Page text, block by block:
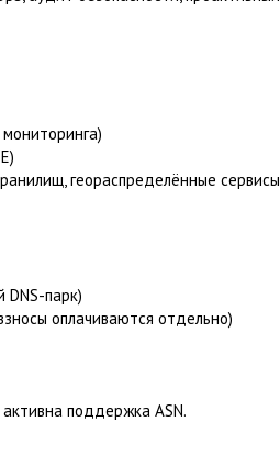
геораспределённые сервисы,
парк)
оплачиваются отдельно)
поддержка ASN.